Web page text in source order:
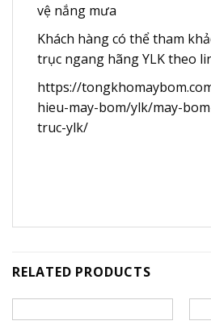
vệ nắng mưa
Khách hàng có thể tham
trục ngang hãng YLK theo
https://
hieu-may-bom/ylk/may-
truc-ylk/
RELATED PRODUCTS